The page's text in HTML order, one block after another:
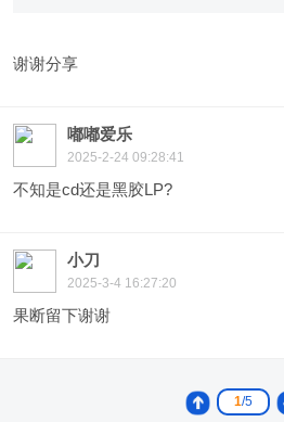
谢谢分享
嘟嘟爱乐
2025-2-24 09:28:41
不知是cd还是黑胶LP?
小刀
2025-3-4 16:27:20
果断留下谢谢
1/5